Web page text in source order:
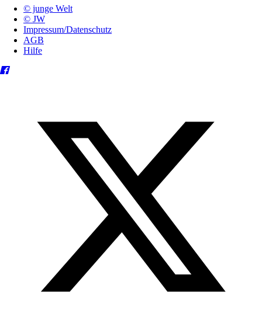
© junge Welt
© JW
Impressum/Datenschutz
AGB
Hilfe